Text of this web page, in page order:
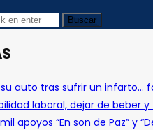
auto tras sufrir un infarto…
laboral, dejar de beber
apoyos “En son de Paz” y